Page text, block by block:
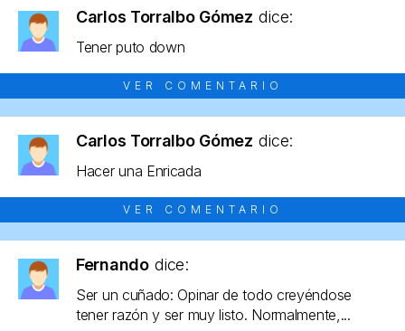
Carlos Torralbo Gómez dice:
Tener puto down
VER COMENTARIO
Carlos Torralbo Gómez dice:
Hacer una Enricada
VER COMENTARIO
Fernando dice:
Ser un cuñado: Opinar de todo creyéndose
tener razón y ser muy listo. Normalmente,...